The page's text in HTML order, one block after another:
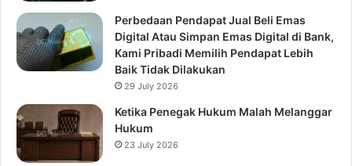
Perbedaan Pendapat Jual Beli Emas
Digital Atau Simpan Emas Digital di Bank,
Kami Pribadi Memilih Pendapat Lebih
Baik Tidak Dilakukan
29 July 2026
Ketika Penegak Hukum Malah Melanggar
Hukum
23 July 2026